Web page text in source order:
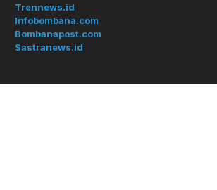
Trennews.id
Infobombana.com
Bombanapost.com
Sastranews.id